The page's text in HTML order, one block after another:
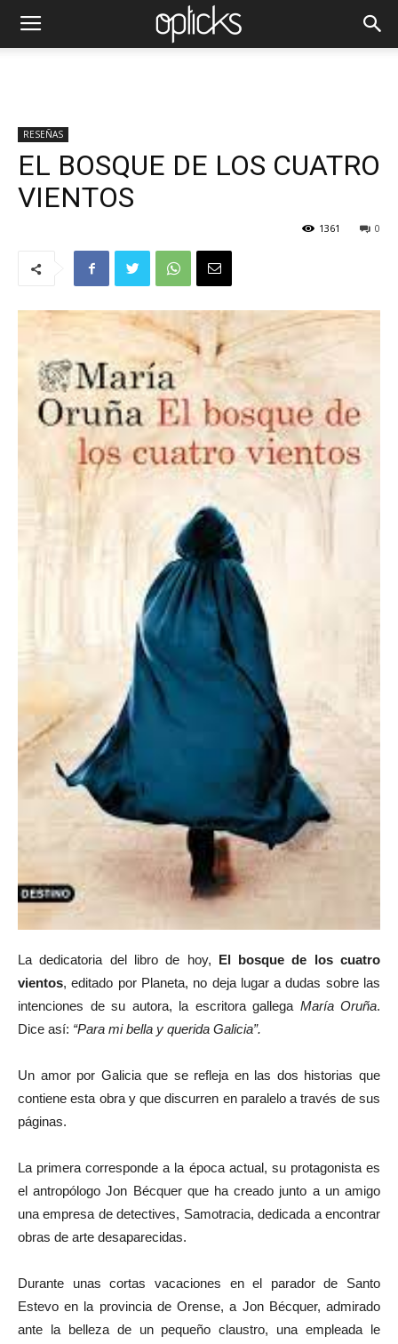
RESEÑAS
EL BOSQUE DE LOS CUATRO
VIENTOS
0
1361
La dedicatoria del libro de hoy, El bosque de los cuatro
vientos, editado por Planeta, no deja lugar a dudas sobre las
intenciones de su autora, la escritora gallega María Oruña.
Dice así: “Para mi bella y querida Galicia”.
Un amor por Galicia que se refleja en las dos historias que
contiene esta obra y que discurren en paralelo a través de sus
páginas.
La primera corresponde a la época actual, su protagonista es
el antropólogo Jon Bécquer que ha creado junto a un amigo
una empresa de detectives, Samotracia, dedicada a encontrar
obras de arte desaparecidas.
Durante unas cortas vacaciones en el parador de Santo
Estevo en la provincia de Orense, a Jon Bécquer, admirado
ante la belleza de un pequeño claustro, una empleada le